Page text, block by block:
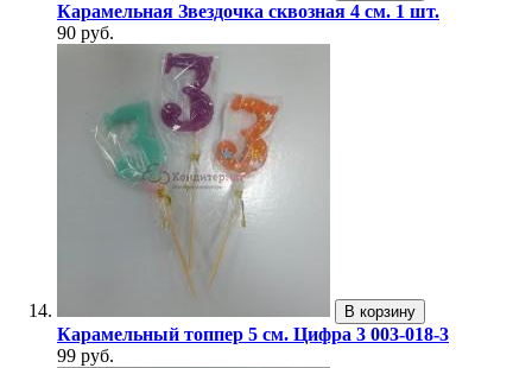
Карамельная Звездочка сквозная 4 см. 1 шт.
90 руб.
В корзину
Карамельный топпер 5 см. Цифра 3 003-018-3
99 руб.